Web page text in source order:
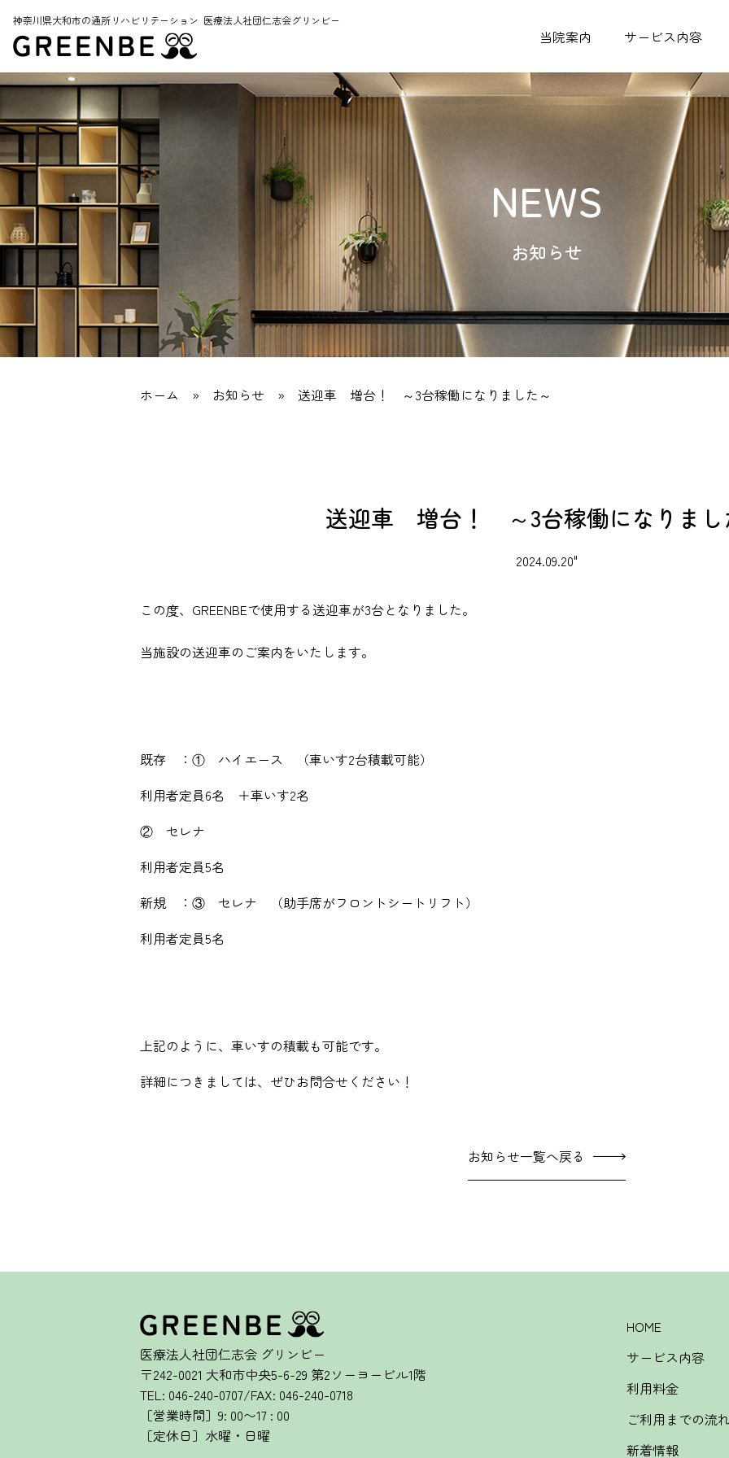
神奈川県大和市の通所リハビリテーション 医療法人社団仁志会グリンビー
当院案内 サービス内容
NEWS
お知らせ
ホーム » お知らせ » 送迎車 増台！ ～3台稼働になりました～
送迎車 増台！ ～3台稼働になりまし
2024.09.20"
この度、GREENBEで使用する送迎車が3台となりました。
当施設の送迎車のご案内をいたします。
既存 ：① ハイエース （車いす2台積載可能）
利用者定員6名 ＋車いす2名
② セレナ
利用者定員5名
新規 ：③ セレナ （助手席がフロントシートリフト）
利用者定員5名
上記のように、車いすの積載も可能です。
詳細につきましては、ぜひお問合せください！
お知らせ一覧へ戻る
医療法人社団仁志会 グリンビー
〒242-0021 大和市中央5-6-29 第2ソーヨービル1階
TEL: 046-240-0707/FAX: 046-240-0718
［営業時間］9: 00〜17 : 00
［定休日］水曜・日曜
HOME
サービス内容
利用料金
ご利用までの流
新着情報